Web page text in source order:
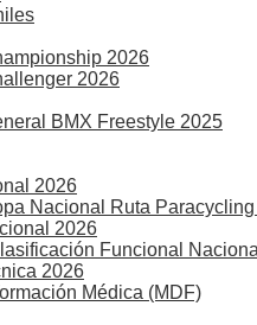
2026
2026
BMX Freestyle 2025
2026
Nacional Ruta
2026
Funcional Nacional
2026
Médica (MDF)